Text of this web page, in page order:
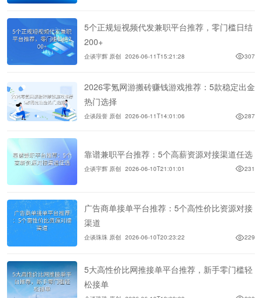
5个正规短视频代发兼职平台推荐，零门槛日结
200+
企谈宇辉 原创 2026-06-11T15:21:28 307
2026零氪网游搬砖赚钱游戏推荐：5款稳定出金
热门选择
企谈段誉 原创 2026-06-11T14:01:06 287
靠谱兼职平台推荐：5个高薪资源对接渠道任选
企谈宇辉 原创 2026-06-10T21:01:01 231
广告商单接单平台推荐：5个高性价比资源对接
渠道
企谈珠珠 原创 2026-06-10T20:23:22 229
5大高性价比网推接单平台推荐，新手零门槛轻
松接单